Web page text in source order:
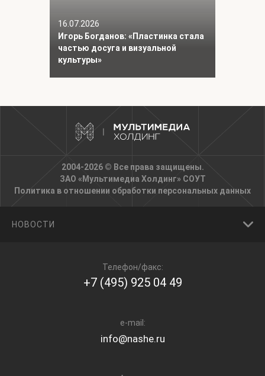
16.07.2026
Игорь Богданов: «Пластинка стала
частью досуга и визуальной
культуры»
2004-2026 © Все права защищены.
ЗАО «Мультимедиа Холдинг» СОУТ
Политика в отношении обработки персональных данных
НОВОСТИ
Телефон/факс:
+7 (495) 925 04 49
e-mail:
info@nashe.ru